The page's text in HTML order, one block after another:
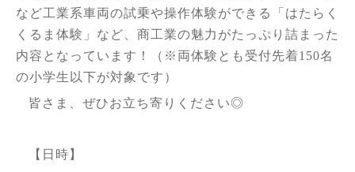
など工業系車両の試乗や操作体験ができる「はたらく
くるま体験」など、商工業の魅力がたっぷり詰まった
内容となっています！
（※両体験とも受付先着150名
の小学生以下が対象です）
皆さま、ぜひお立ち寄りください◎
【日時】